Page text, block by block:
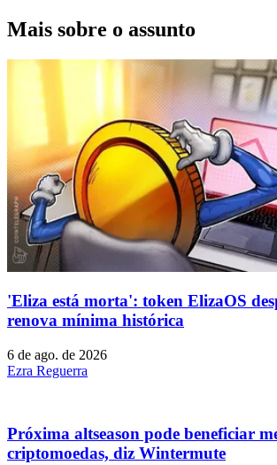
Mais sobre o assunto
'Eliza está morta': token ElizaOS
renova mínima histórica
6 de ago. de 2026
Ezra Reguerra
Próxima altseason pode beneficiar
criptomoedas, diz Wintermute